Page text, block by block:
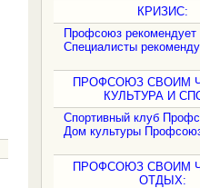
КРИЗИС:
Профсоюз рекомендует
Специалисты
ПРОФСОЮЗ СВОИМ
КУЛЬТУРА И
Спортивный клуб
Дом культуры
ПРОФСОЮЗ СВОИМ
ОТДЫХ: